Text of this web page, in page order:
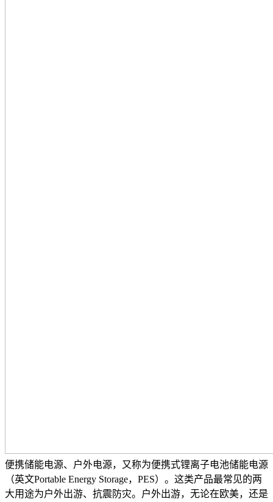
便携储能电源、户外电源，又称为便携式锂离子电池储能电源
（英文Portable Energy Storage，PES）。这类产品最常见的两
大用途为户外出游、抗震防灾。户外出游，无论在欧美，还是